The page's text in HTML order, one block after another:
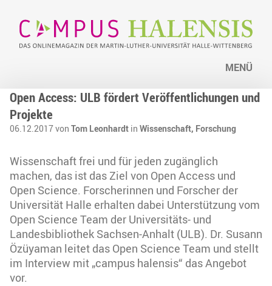
MENÜ
Open Access: ULB fördert Veröffentlichungen und
Projekte
06.12.2017 von Tom Leonhardt in Wissenschaft, Forschung
Wissenschaft frei und für jeden zugänglich
machen, das ist das Ziel von Open Access und
Open Science. Forscherinnen und Forscher der
Universität Halle erhalten dabei Unterstützung vom
Open Science Team der Universitäts- und
Landesbibliothek Sachsen-Anhalt (ULB). Dr. Susann
Özüyaman leitet das Open Science Team und stellt
im Interview mit „campus halensis“ das Angebot
vor.